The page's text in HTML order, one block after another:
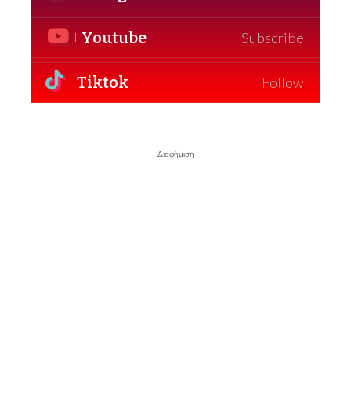
Youtube Subscribe
Tiktok Follow
- Διαφήμιση -